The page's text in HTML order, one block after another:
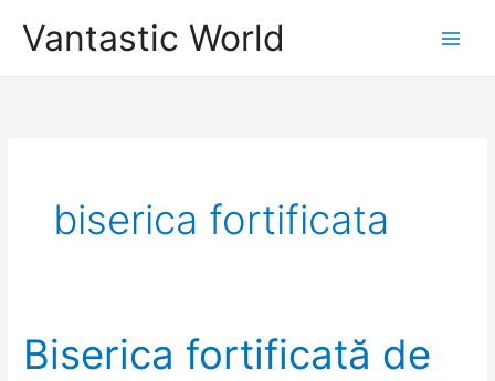
Vantastic World
biserica fortificata
Biserica fortificată de